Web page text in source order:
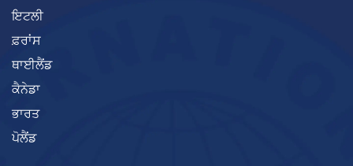
ਇਟਲੀ
ਫ਼ਰਾਂਸ
ਥਾਈਲੈਂਡ
ਕੈਨੇਡਾ
ਭਾਰਤ
ਪੋਲੈਂਡ